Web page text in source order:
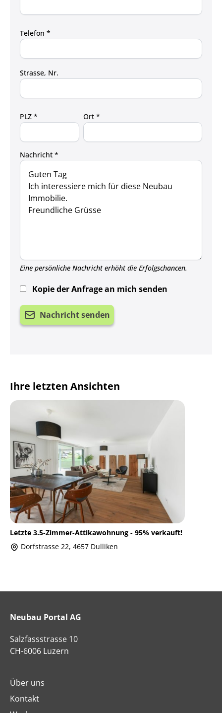
Telefon *
Strasse, Nr.
PLZ * Ort *
Nachricht *
Eine persönliche Nachricht erhöht die Erfolgschancen.
Kopie der Anfrage an mich senden
Nachricht senden
Ihre letzten Ansichten
Letzte 3.5-Zimmer-Attikawohnung - 95% verkauft!
Dorfstrasse 22, 4657 Dulliken
Neubau Portal AG
Salzfassstrasse 10
CH-6006 Luzern
Über uns
Kontakt